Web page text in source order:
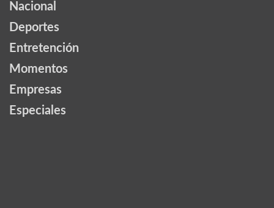
Nacional
Deportes
Entretención
Momentos
Empresas
Especiales